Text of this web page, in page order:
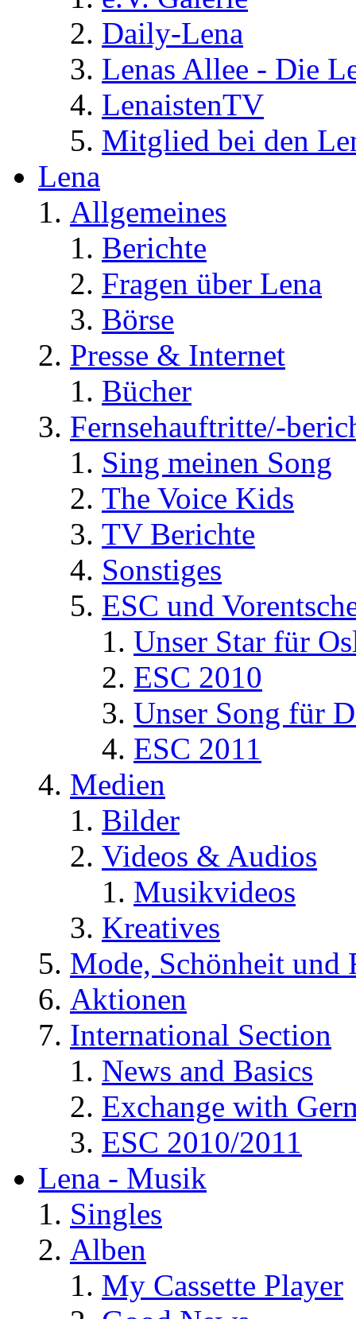
Daily-Lena
Lenas Allee - Die
LenaistenTV
Mitglied bei den
Lena
Allgemeines
Berichte
Fragen über Lena
Börse
Presse & Internet
Bücher
Fernsehauftritte/-
Sing meinen Song
The Voice Kids
TV Berichte
Sonstiges
ESC und
Unser Star für
ESC 2010
Unser Song für
ESC 2011
Medien
Bilder
Videos & Audios
Musikvideos
Kreatives
Mode, Schönheit und
Aktionen
International Section
News and Basics
Exchange with
ESC 2010/2011
Lena - Musik
Singles
Alben
My Cassette Player